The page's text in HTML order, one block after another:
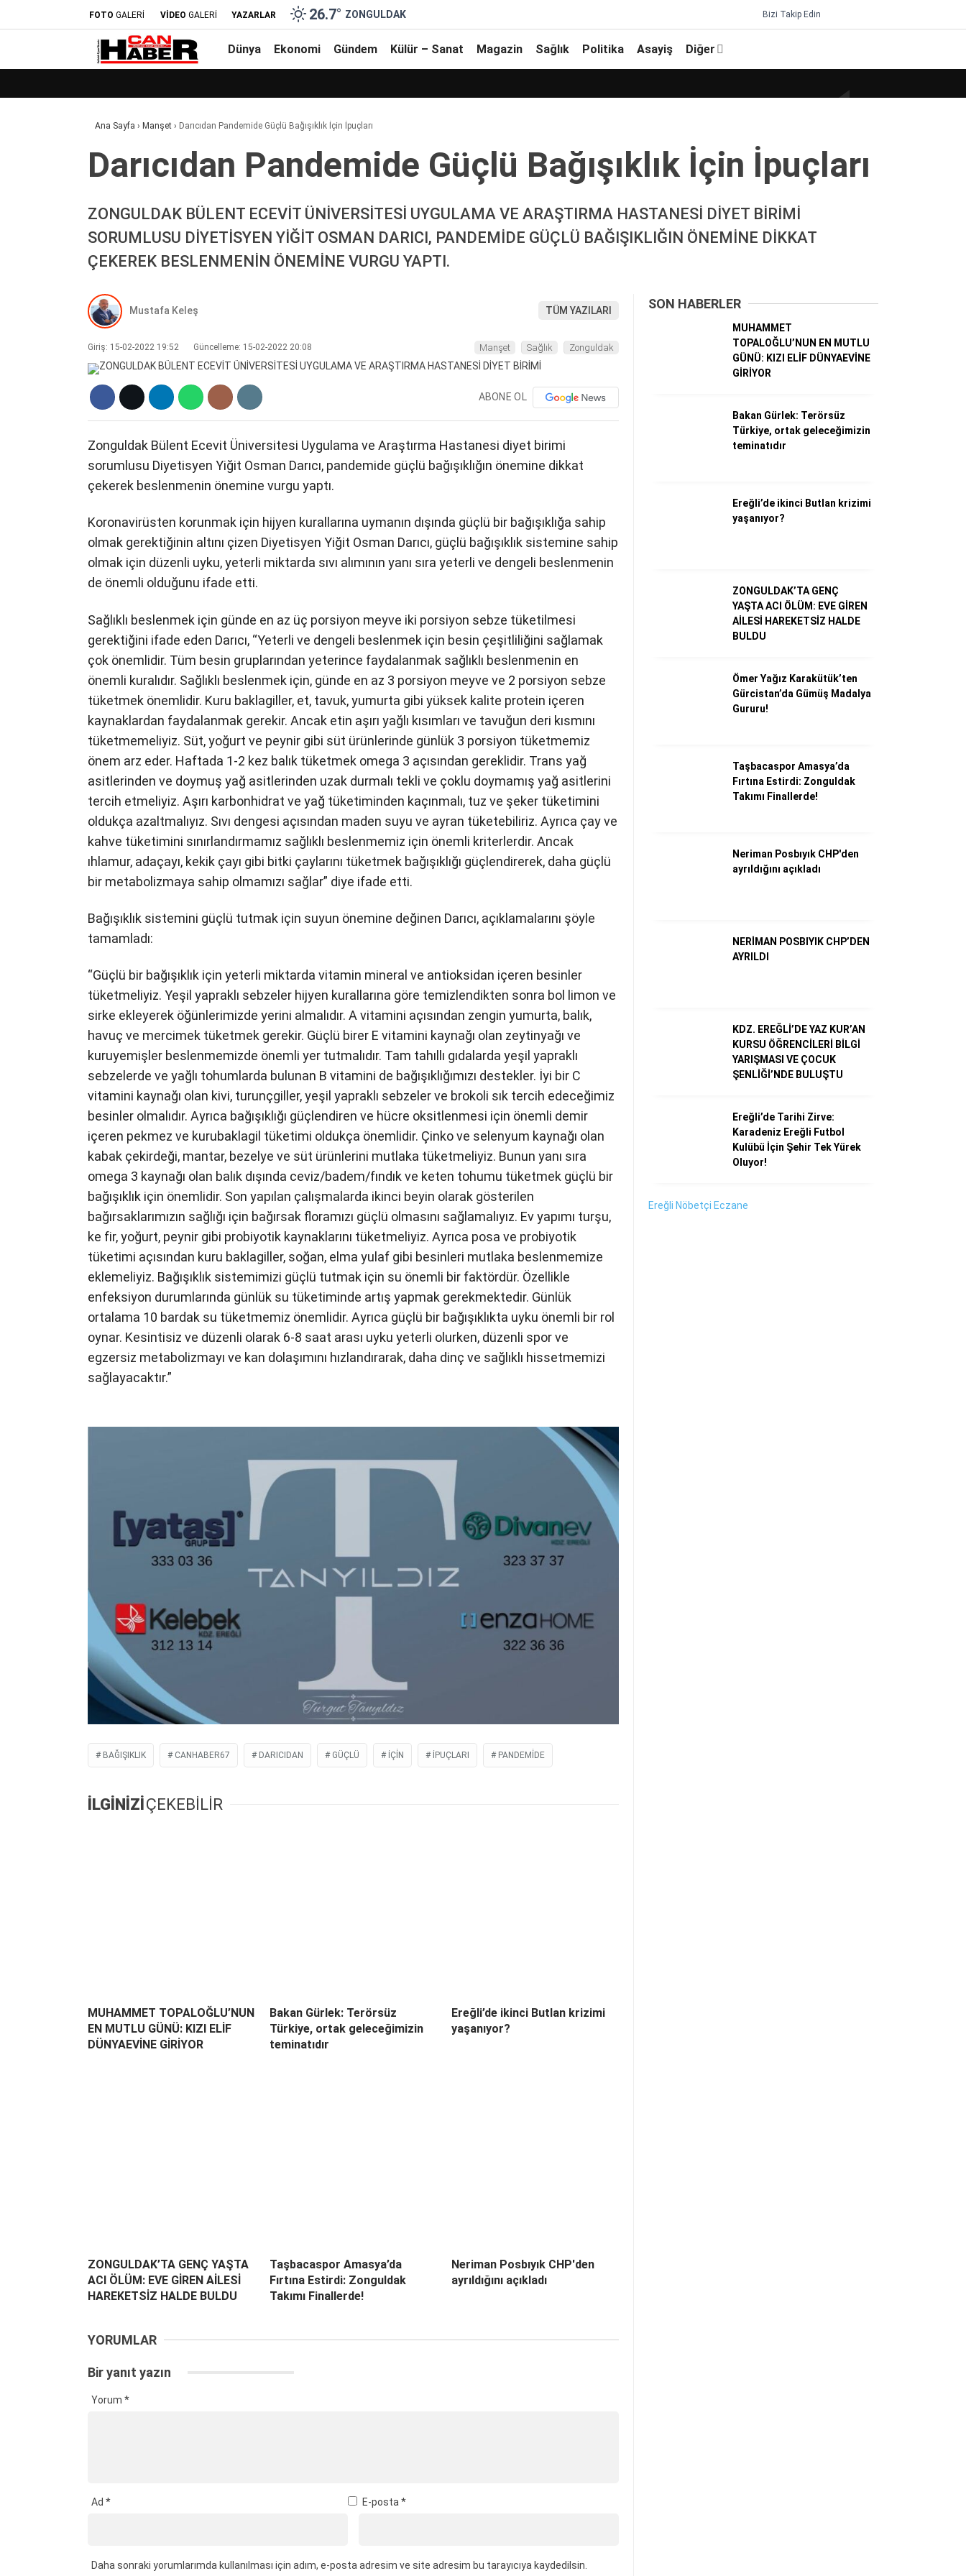
Dünya
Gündem
Sağlık
Diğer
FOTO GALERİ VİDEO GALERİ YAZARLAR 26.7° ZONGULDAK Bizi Takip Edin
Dünya Ekonomi Gündem Külür – Sanat Magazin Sağlık Politika Asayiş Diğer
Ana Sayfa › Manşet › Darıcıdan Pandemi̇de Güçlü Bağışıklık İçi̇n İpuçları
Darıcıdan Pandemi̇de Güçlü Bağışıklık İçi̇n İpuçları
ZONGULDAK BÜLENT ECEVİT ÜNİVERSİTESİ UYGULAMA VE ARAŞTIRMA HASTANESİ DİYET BİRİMİ
SORUMLUSU DİYETİSYEN YİĞİT OSMAN DARICI, PANDEMİDE GÜÇLÜ BAĞIŞIKLIĞIN ÖNEMİNE DİKKAT
ÇEKEREK BESLENMENİN ÖNEMİNE VURGU YAPTI.
Mustafa Keleş TÜM YAZILARI
Giriş: 15-02-2022 19:52 Güncelleme: 15-02-2022 20:08 Manşet Sağlık Zonguldak
ABONE OL
Zonguldak Bülent Ecevit Üniversitesi Uygulama ve Araştırma Hastanesi diyet birimi
sorumlusu Diyetisyen Yiğit Osman Darıcı, pandemide güçlü bağışıklığın önemine dikkat
çekerek beslenmenin önemine vurgu yaptı.
Koronavirüsten korunmak için hijyen kurallarına uymanın dışında güçlü bir bağışıklığa sahip
olmak gerektiğinin altını çizen Diyetisyen Yiğit Osman Darıcı, güçlü bağışıklık sistemine sahip
olmak için düzenli uyku, yeterli miktarda sıvı alımının yanı sıra yeterli ve dengeli beslenmenin
de önemli olduğunu ifade etti.
Sağlıklı beslenmek için günde en az üç porsiyon meyve iki porsiyon sebze tüketilmesi
gerektiğini ifade eden Darıcı, “Yeterli ve dengeli beslenmek için besin çeşitliliğini sağlamak
çok önemlidir. Tüm besin gruplarından yeterince faydalanmak sağlıklı beslenmenin en
önemli kuralıdır. Sağlıklı beslenmek için, günde en az 3 porsiyon meyve ve 2 porsiyon sebze
tüketmek önemlidir. Kuru baklagiller, et, tavuk, yumurta gibi yüksek kalite protein içeren
kaynaklardan faydalanmak gerekir. Ancak etin aşırı yağlı kısımları ve tavuğun deri kısmını
tüketmemeliyiz. Süt, yoğurt ve peynir gibi süt ürünlerinde günlük 3 porsiyon tüketmemiz
önem arz eder. Haftada 1-2 kez balık tüketmek omega 3 açısından gereklidir. Trans yağ
asitlerinden ve doymuş yağ asitlerinden uzak durmalı tekli ve çoklu doymamış yağ asitlerini
tercih etmeliyiz. Aşırı karbonhidrat ve yağ tüketiminden kaçınmalı, tuz ve şeker tüketimini
oldukça azaltmalıyız. Sıvı dengesi açısından maden suyu ve ayran tüketebiliriz. Ayrıca çay ve
kahve tüketimini sınırlandırmamız sağlıklı beslenmemiz için önemli kriterlerdir. Ancak
ıhlamur, adaçayı, kekik çayı gibi bitki çaylarını tüketmek bağışıklığı güçlendirerek, daha güçlü
bir metabolizmaya sahip olmamızı sağlar” diye ifade etti.
Bağışıklık sistemini güçlü tutmak için suyun önemine değinen Darıcı, açıklamalarını şöyle
tamamladı:
“Güçlü bir bağışıklık için yeterli miktarda vitamin mineral ve antioksidan içeren besinler
tüketmeliyiz. Yeşil yapraklı sebzeler hijyen kurallarına göre temizlendikten sonra bol limon ve
sirke ekleyerek öğünlerimizde yerini almalıdır. A vitamini açısından zengin yumurta, balık,
havuç ve mercimek tüketmek gerekir. Güçlü birer E vitamini kaynağı olan zeytinyağı ve
kuruyemişler beslenmemizde önemli yer tutmalıdır. Tam tahıllı gıdalarda yeşil yapraklı
sebzelerde ve yağlı tohumlarda bulunan B vitamini de bağışıklığımızı destekler. İyi bir C
vitamini kaynağı olan kivi, turunçgiller, yeşil yapraklı sebzeler ve brokoli sık tercih edeceğimiz
besinler olmalıdır. Ayrıca bağışıklığı güçlendiren ve hücre oksitlenmesi için önemli demir
içeren pekmez ve kurubaklagil tüketimi oldukça önemlidir. Çinko ve selenyum kaynağı olan
kabak çekirdeği, mantar, bezelye ve süt ürünlerini mutlaka tüketmeliyiz. Bunun yanı sıra
omega 3 kaynağı olan balık dışında ceviz/badem/fındık ve keten tohumu tüketmek güçlü bir
bağışıklık için önemlidir. Son yapılan çalışmalarda ikinci beyin olarak gösterilen
bağırsaklarımızın sağlığı için bağırsak floramızı güçlü olmasını sağlamalıyız. Ev yapımı turşu,
ke fir, yoğurt, peynir gibi probiyotik kaynaklarını tüketmeliyiz. Ayrıca posa ve probiyotik
tüketimi açısından kuru baklagiller, soğan, elma yulaf gibi besinleri mutlaka beslenmemize
eklemeliyiz. Bağışıklık sistemimizi güçlü tutmak için su önemli bir faktördür. Özellikle
enfeksiyon durumlarında günlük su tüketiminde artış yapmak gerekmektedir. Günlük
ortalama 10 bardak su tüketmemiz önemlidir. Ayrıca güçlü bir bağışıklıkta uyku önemli bir rol
oynar. Kesintisiz ve düzenli olarak 6-8 saat arası uyku yeterli olurken, düzenli spor ve
egzersiz metabolizmayı ve kan dolaşımını hızlandırarak, daha dinç ve sağlıklı hissetmemizi
sağlayacaktır.”
BAĞIŞIKLIK CANHABER67 DARICIDAN GÜÇLÜ İÇİN İPUÇLARI PANDEMİDE
İLGİNİZİÇEKEBİLİR
MUHAMMET TOPALOĞLU’NUN
EN MUTLU GÜNÜ: KIZI ELİF
DÜNYAEVİNE GİRİYOR
Bakan Gürlek: Terörsüz
Türkiye, ortak geleceğimizin
teminatıdır
Ereğli’de ikinci Butlan krizimi
yaşanıyor?
ZONGULDAK’TA GENÇ YAŞTA
ACI ÖLÜM: EVE GİREN AİLESİ
HAREKETSİZ HALDE BULDU
Taşbacaspor Amasya’da
Fırtına Estirdi: Zonguldak
Takımı Finallerde!
Neriman Posbıyık CHP'den
ayrıldığını açıkladı
YORUMLAR
Bir yanıt yazın
Yorum *
Ad * E-posta*
Daha sonraki yorumlarımda kullanılması için adım, e-posta adresim ve site adresim bu tarayıcıya kaydedilsin.
SON HABERLER
MUHAMMET
TOPALOĞLU’NUN EN MUTLU
GÜNÜ: KIZI ELİF DÜNYAEVİNE
GİRİYOR
Bakan Gürlek: Terörsüz
Türkiye, ortak geleceğimizin
teminatıdır
Ereğli’de ikinci Butlan krizimi
yaşanıyor?
ZONGULDAK’TA GENÇ
YAŞTA ACI ÖLÜM: EVE GİREN
AİLESİ HAREKETSİZ HALDE
BULDU
Ömer Yağız Karakütük’ten
Gürcistan’da Gümüş Madalya
Gururu!
Taşbacaspor Amasya’da
Fırtına Estirdi: Zonguldak
Takımı Finallerde!
Neriman Posbıyık CHP'den
ayrıldığını açıkladı
NERİMAN POSBIYIK CHP’DEN
AYRILDI
KDZ. EREĞLİ’DE YAZ KUR’AN
KURSU ÖĞRENCİLERİ BİLGİ
YARIŞMASI VE ÇOCUK
ŞENLİĞİ’NDE BULUŞTU
Ereğli’de Tarihi Zirve:
Karadeniz Ereğli Futbol
Kulübü İçin Şehir Tek Yürek
Oluyor!
Ereğli Nöbetçi Eczane